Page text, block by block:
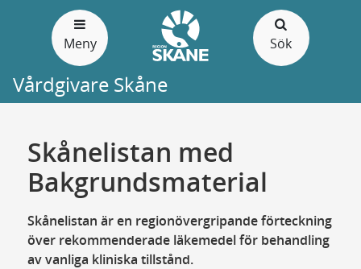
Meny Sök
Vårdgivare Skåne
Skånelistan med
Bakgrundsmaterial
Skånelistan är en regionövergripande förteckning
över rekommenderade läkemedel för behandling
av vanliga kliniska tillstånd.